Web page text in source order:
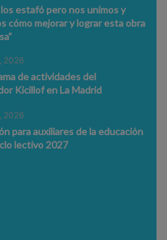
estafó pero nos unimos y
cómo mejorar y lograr esta obra
2026
de actividades del
Kicillof en La Madrid
2026
para auxiliares de la educación
lectivo 2027